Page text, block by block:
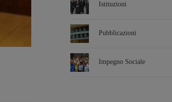
Istituzioni
Pubblicazioni
Impegno Sociale